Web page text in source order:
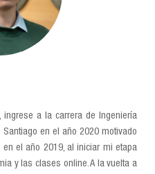
a la carrera de Ingeniería
en el año 2020 motivado
el año 2019, al iniciar mi etapa
y las clases online. A la vuelta a